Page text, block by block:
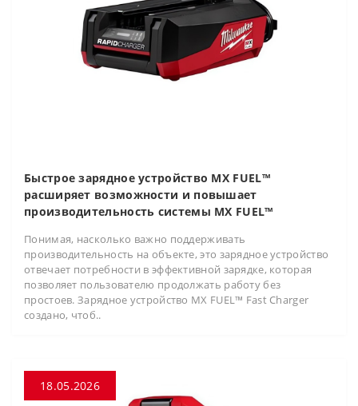
Быстрое зарядное устройство MX FUEL™
расширяет возможности и повышает
производительность системы MX FUEL™
Понимая, насколько важно поддерживать
производительность на объекте, это зарядное устройство
отвечает потребности в эффективной зарядке, которая
позволяет пользователю продолжать работу без
простоев. Зарядное устройство MX FUEL™ Fast Charger
создано, чтоб..
18.05.2026